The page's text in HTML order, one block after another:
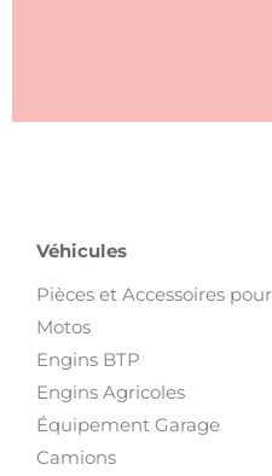
Véhicules
Pièces et Accessoires
Motos
Engins BTP
Engins Agricoles
Équipement Garage
Camions